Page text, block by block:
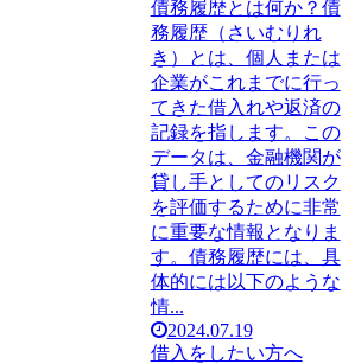
債務履歴とは何か？債
務履歴（さいむりれ
き）とは、個人または
企業がこれまでに行っ
てきた借入れや返済の
記録を指します。この
データは、金融機関が
貸し手としてのリスク
を評価するために非常
に重要な情報となりま
す。債務履歴には、具
体的には以下のような
情...
2024.07.19
借入をしたい方へ